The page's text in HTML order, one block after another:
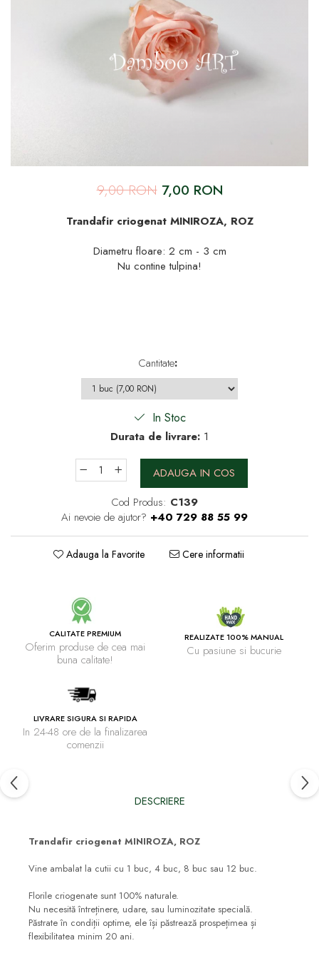
9,00 RON 7,00 RON
Trandafir criogenat MINIROZA, ROZ
Diametru floare: 2 cm - 3 cm
Nu contine tulpina!
Cantitate:
In Stoc
Durata de livrare: 1
ADAUGA IN COS
Cod Produs: C139
Ai nevoie de ajutor? +40 729 88 55 99
Adauga la Favorite Cere informatii
CALITATE PREMIUM
Oferim produse de cea mai
buna calitate!
REALIZATE 100% MANUAL
Cu pasiune si bucurie
LIVRARE SIGURA SI RAPIDA
In 24-48 ore de la finalizarea
comenzii
DESCRIERE
Trandafir criogenat MINIROZA, ROZ
Vine ambalat la cutii cu 1 buc, 4 buc, 8 buc sau 12 buc.
Florile criogenate sunt 100% naturale.
Nu necesită întreținere, udare, sau luminozitate specială.
Păstrate în condiții optime, ele își păstrează prospețimea și
flexibilitatea minim 20 ani.